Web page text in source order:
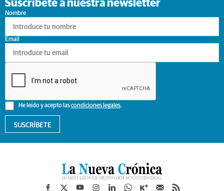
Suscríbete a nuestra newsletter
Nombre
He leído y acepto lascondiciones legales.
Email
SUSCRÍBETE